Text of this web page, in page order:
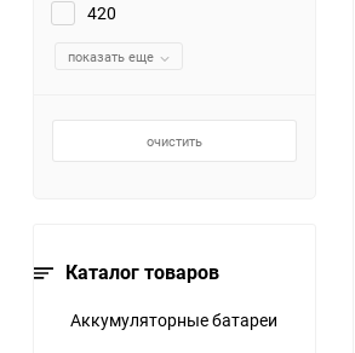
420
показать еще
очистить
Каталог товаров
Аккумуляторные батареи